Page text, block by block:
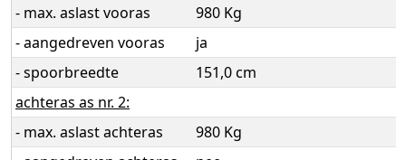
- max. aslast vooras
980 Kg
- aangedreven vooras
ja
- spoorbreedte
151,0 cm
achteras as nr. 2:
- max. aslast achteras
980 Kg